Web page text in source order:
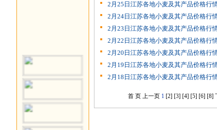
2月25日江苏各地小麦及其产品价格行
2月24日江苏各地小麦及其产品价格行
2月23日江苏各地小麦及其产品价格行
2月22日江苏各地小麦及其产品价格行
2月20日江苏各地小麦及其产品价格行
2月19日江苏各地小麦及其产品价格行
2月18日江苏各地小麦及其产品价格行
首 页 上一页 1 [2] [3] [4] [5] [6] [8]